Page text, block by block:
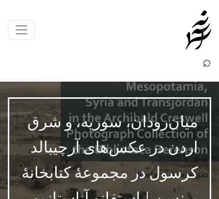
×
⌕
میان‌رودان، سوریه، و شرق
اردن در عکس‌های آرچیبالد
کرسول در مجموعۀ کتابخانۀ